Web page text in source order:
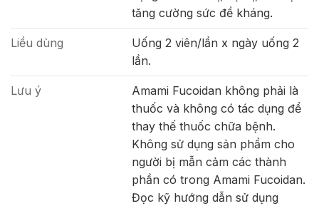
tăng cường sức đề kháng.
Liều dùng
Uống 2 viên/lần x ngày uống 2
lần.
Lưu ý
Amami Fucoidan không phải là
thuốc và không có tác dụng để
thay thế thuốc chữa bệnh.
Không sử dụng sản phẩm cho
người bị mẫn cảm các thành
phần có trong Amami Fucoidan.
Đọc kỹ hướng dẫn sử dụng